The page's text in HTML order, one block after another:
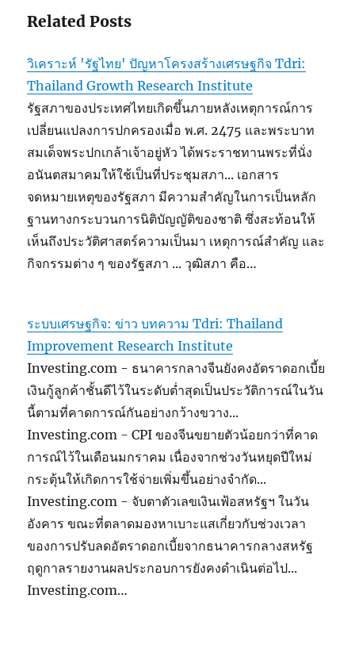
Related Posts
วิเคราะห์ 'รัฐไทย' ปัญหาโครงสร้างเศรษฐกิจ Tdri:
Thailand Growth Research Institute
รัฐสภาของประเทศไทยเกิดขึ้นภายหลังเหตุการณ์การ
เปลี่ยนแปลงการปกครองเมื่อ พ.ศ. 2475 และพระบาท
สมเด็จพระปกเกล้าเจ้าอยู่หัว ได้พระราชทานพระที่นั่ง
อนันตสมาคมให้ใช้เป็นที่ประชุมสภา... เอกสาร
จดหมายเหตุของรัฐสภา มีความสำคัญในการเป็นหลัก
ฐานทางกระบวนการนิติบัญญัติของชาติ ซึ่งสะท้อนให้
เห็นถึงประวัติศาสตร์ความเป็นมา เหตุการณ์สำคัญ และ
กิจกรรมต่าง ๆ ของรัฐสภา ... วุฒิสภา คือ…
ระบบเศรษฐกิจ: ข่าว บทความ Tdri: Thailand
Improvement Research Institute
Investing.com - ธนาคารกลางจีนยังคงอัตราดอกเบี้ย
เงินกู้ลูกค้าชั้นดีไว้ในระดับต่ำสุดเป็นประวัติการณ์ในวัน
นี้ตามที่คาดการณ์กันอย่างกว้างขวาง...
Investing.com - CPI ของจีนขยายตัวน้อยกว่าที่คาด
การณ์ไว้ในเดือนมกราคม เนื่องจากช่วงวันหยุดปีใหม่
กระตุ้นให้เกิดการใช้จ่ายเพิ่มขึ้นอย่างจำกัด...
Investing.com - จับตาตัวเลขเงินเฟ้อสหรัฐฯ ในวัน
อังคาร ขณะที่ตลาดมองหาเบาะแสเกี่ยวกับช่วงเวลา
ของการปรับลดอัตราดอกเบี้ยจากธนาคารกลางสหรัฐ
ฤดูกาลรายงานผลประกอบการยังคงดำเนินต่อไป...
Investing.com…